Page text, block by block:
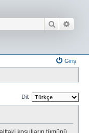
Ara
Giriş
Dil: